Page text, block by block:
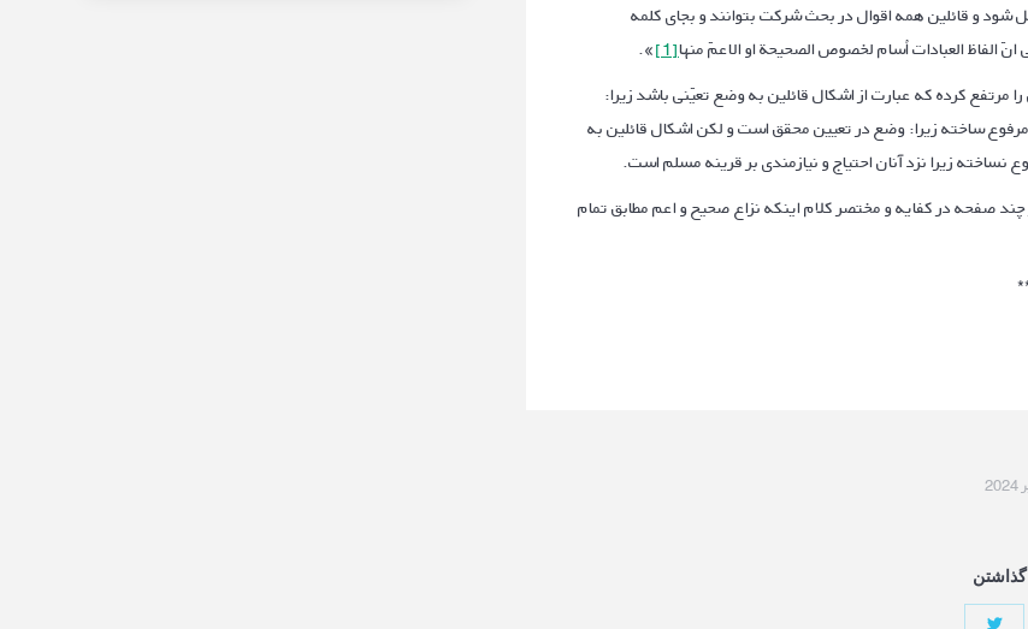
شود و قائلین همه اقوال در بحث شرکت بتوانند و بجای کلمه
الفاظ العبادات اُسام لخصوص الصحیحة او الاعمّ منها[1]
».
مرتفع کرده که عبارت از اشکال قائلین به وضع تعیّنی باشد زیرا:
ساخته زیرا: وضع در تعیین محقق است و لکن اشکال قائلین به
زیرا نزد آنان احتیاج و نیازمندی بر قرینه مسلم است.
صفحه در کفایه و مختصر کلام اینکه نزاع صحیح و اعم مطابق تمام